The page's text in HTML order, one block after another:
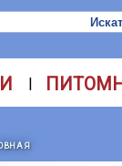
|